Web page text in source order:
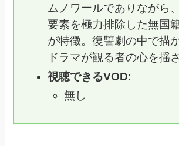
ムノワールでありながら
要素を極力排除した無国
が特徴。復讐劇の中で描
ドラマが観る者の心を揺
視聴できるVOD:
無し